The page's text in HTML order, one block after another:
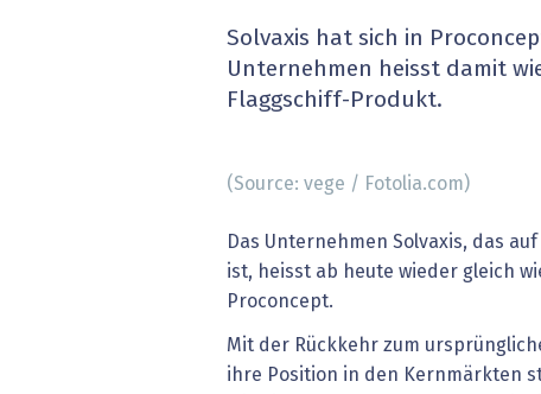
» alle News
XaaS,
Digital
Solvaxis hat sich in
Unternehmen heisst damit
Flaggschiff-Produkt.
(Source: vege / Fotolia.com)
Das Unternehmen Solvaxis, das
ist, heisst ab heute wieder gleich
Proconcept.
Mit der Rückkehr zum
ihre Position in den Kernmärkten